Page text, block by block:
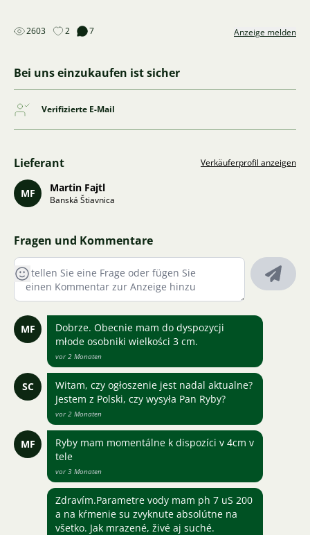
2603 2 7 Anzeige melden
Bei uns einzukaufen ist sicher
Verifizierte E-Mail
Lieferant Verkäuferprofil anzeigen
MF Martin Fajtl
Banská Štiavnica
Fragen und Kommentare
MF
Dobrze. Obecnie mam do dyspozycji
młode osobniki wielkości 3 cm.
vor 2 Monaten
SC
Witam, czy ogłoszenie jest nadal aktualne?
Jestem z Polski, czy wysyła Pan Ryby?
vor 2 Monaten
MF
Ryby mam momentálne k dispozíci v 4cm v
tele
vor 3 Monaten
Zdravím.Parametre vody mam ph 7 uS 200
a na kŕmenie su zvyknute absolútne na
všetko. Jak mrazené, živé aj suché.